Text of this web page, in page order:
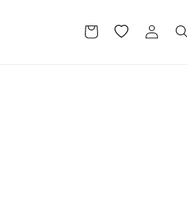
تسجيل
الدخول
قائمة
الرغبات
التسوق